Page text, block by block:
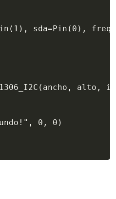
sda=Pin(0),
alto,
0, 0)